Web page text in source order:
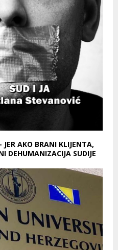
AKO BRANI KLIJENTA,
DEHUMANIZACIJA SUDIJE